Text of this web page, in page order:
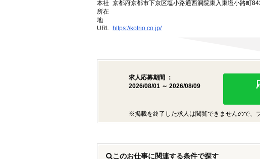
本社
所在
地
京都府京都市下京区塩小路通西洞院東入東塩小路町
URL https://kotrio.co.jp/
求人応募期間 ：
2026/08/01 ～ 2026/08/09
※掲載を終了した求人は閲覧できませんので、
このお仕事に関連する条件で探す